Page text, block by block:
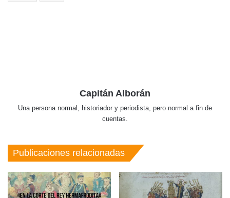
Capitán Alborán
Una persona normal, historiador y periodista, pero normal a fin de
cuentas.
Publicaciones relacionadas